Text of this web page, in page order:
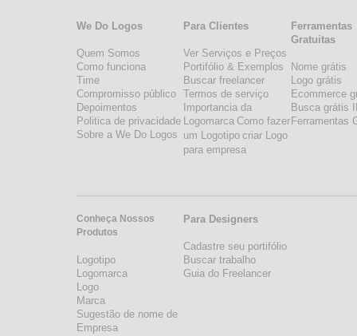
We Do Logos
Quem Somos
Como funciona
Time
Compromisso público
Depoimentos
Politica de privacidade
Sobre a We Do Logos
Conheça Nossos
Produtos
Logotipo
Logomarca
Logo
Marca
Sugestão de nome de
Empresa
Para Clientes
Ver Serviços e Preços
Portifólio & Exemplos
Buscar freelancer
Termos de serviço
Importancia da
Logomarca Como fazer
um Logotipo criar Logo
para empresa
Para Designers
Cadastre seu portifólio
Buscar trabalho
Guia do Freelancer
Ferramentas
Gratuitas
Nome grátis
Logo grátis
Ecommerce
Busca grátis
Ferramentas